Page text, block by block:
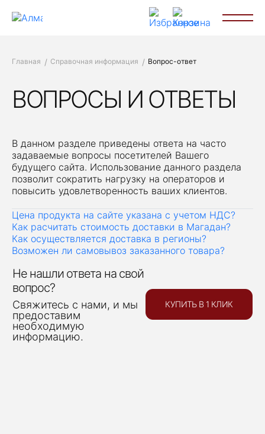
Главная Справочная информация Вопрос-ответ
ВОПРОСЫ И ОТВЕТЫ
В данном разделе приведены ответа на часто
задаваемые вопросы посетителей Вашего
будущего сайта. Использование данного раздела
позволит сократить нагрузку на операторов и
повысить удовлетворенность ваших клиентов.
Цена продукта на сайте указана с учетом НДС?
Как расчитать стоимость доставки в Магадан?
Как осуществляется доставка в регионы?
Возможен ли самовывоз заказанного товара?
Не нашли ответа на свой
вопрос?
Свяжитесь с нами, и мы
предоставим
необходимую
информацию.
КУПИТЬ В 1 КЛИК